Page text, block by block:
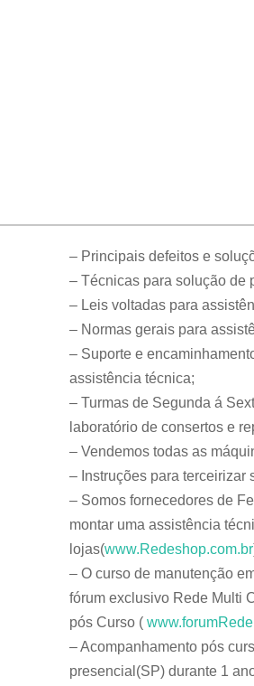
– Principais defeitos e
– Técnicas para solução de
– Leis voltadas para
– Normas gerais para
– Suporte e
assistência técnica;
– Turmas de Segunda á
laboratório de consertos e
– Vendemos todas as
– Instruções para terceirizar
– Somos fornecedores de
montar uma assistência
lojas(www.Redeshop.com.br
– O curso de manutenção
fórum exclusivo Rede Multi
pós Curso (
– Acompanhamento pós
presencial(SP) durante 1